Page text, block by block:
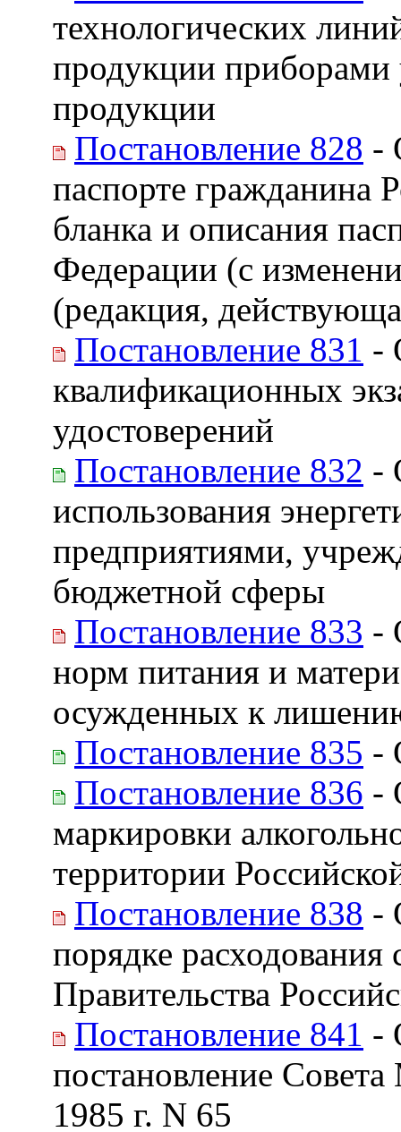
технологических
продукции приборами
продукции
Постановление 828 -
паспорте гражданина
бланка и описания
Федерации (с
(редакция,
Постановление 831 -
квалификационных
удостоверений
Постановление 832 -
использования
предприятиями,
бюджетной сферы
Постановление 833 -
норм питания и
осужденных к
Постановление 835 -
Постановление 836 -
маркировки
территории
Постановление 838 -
порядке расходования
Правительства
Постановление 841 -
постановление
1985 г. N 65